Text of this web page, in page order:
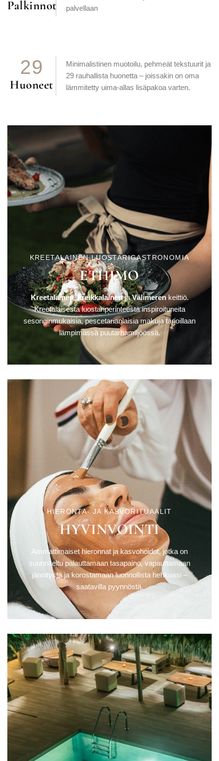
Palkinnot
palvellaan
29
Huoneet
Minimalistinen muotoilu, pehmeät tekstuurit ja
29 rauhallista huonetta – joissakin on oma
lämmitetty uima-allas lisäpakoa varten.
KREETALAINEN LUOSTARIGASTRONOMIA
ETHIMO
Kreetalainen,kreikkalainenjaVälimerenkeittiö.
Kreetalaisesta luostariperinteestä inspiroituneita
sesonginmukaisia, pescetarianlaisia makuja tarjoillaan
lämpimässä puutarhamiljöössä.
HIERONTA- JA KASVORITUAALIT
HYVINVOINTI
Ammattimaiset hieronnat ja kasvohoidot, jotka on
suunniteltu palauttamaan tasapaino, vapauttamaan
jännitystä ja korostamaan luonnollista hehkuasi –
saatavilla pyynnöstä.